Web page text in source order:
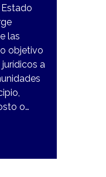
las
objetivo
a
o…